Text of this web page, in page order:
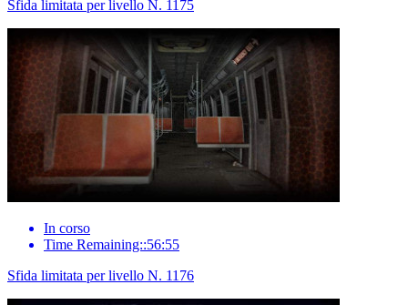
Sfida limitata per livello N. 1175
In corso
Time Remaining::56:55
Sfida limitata per livello N. 1176